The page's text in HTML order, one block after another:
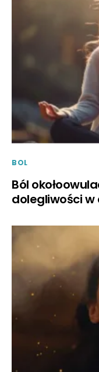
BOL
Ból
dolegliwości w